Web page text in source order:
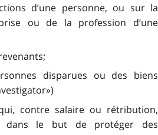
d’une personne, ou sur la
ou de la profession d’une
disparues ou des biens
contre salaire ou rétribution,
dans le but de protéger des